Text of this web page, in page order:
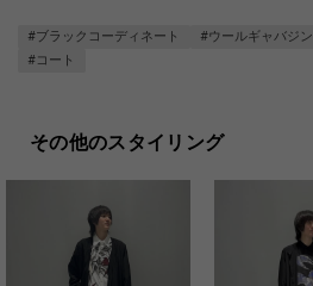
#ブラックコーディネート #ウールギャバジン
#コート
その他のスタイリング